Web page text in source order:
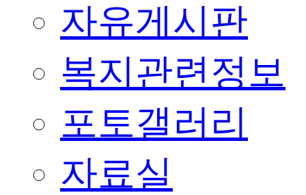
자유게시판
복지관련정보
포토갤러리
자료실